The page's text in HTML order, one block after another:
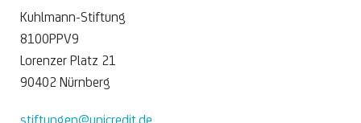
Kuhlmann-Stiftung
8100PPV9
Lorenzer Platz 21
90402 Nürnberg